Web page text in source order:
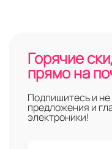
Горячие
прямо на
Подпишитесь и
предложения и
электроники!